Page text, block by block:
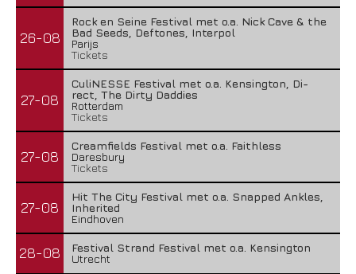
26-08
Rock en Seine Festival met o.a. Nick Cave & the
Bad Seeds, Deftones, Interpol
Parijs
Tickets
27-08
CuliNESSE Festival met o.a. Kensington, Di-
rect, The Dirty Daddies
Rotterdam
Tickets
27-08
Creamfields Festival met o.a. Faithless
Daresbury
Tickets
27-08
Hit The City Festival met o.a. Snapped Ankles,
Inherited
Eindhoven
28-08
Festival Strand Festival met o.a. Kensington
Utrecht